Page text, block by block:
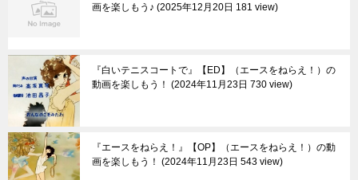
画を楽しもう♪ 2025年12月20日 181 view
『白いテニスコートで』【ED】（エースをねらえ！）の
動画を楽しもう！
2024年11月23日 730 view
『エースをねらえ！』【OP】（エースをねらえ！）の動
画を楽しもう！
2024年11月23日 543 view